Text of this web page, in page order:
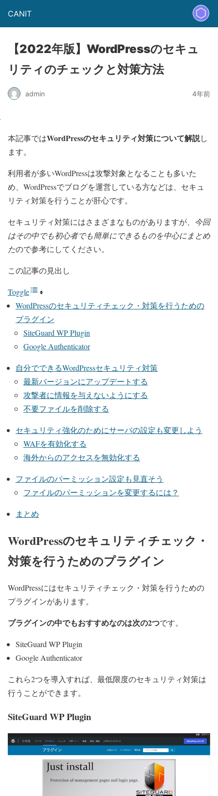
CANIT
【2022年版】WordPressのセキュ
リティのチェックと対策方法
admin 4年前
本記事ではWordPressのセキュリティ対策について解説し
ます。
利用者が多いWordPressは攻撃対象となることも多いた
め、WordPressでブログを運営している方などは、セキュ
リティ対策を行うことが肝心です。
セキュリティ対策にはさまざまなものがありますが、 今回
はその中でも初心者でも簡単にできるものを中心にまとめ
たので参考にしてください。
この記事の見出し
Toggle
WordPressのセキュリティチェック・対策を行うための
プラグイン
SiteGuard WP Plugin
Google Authenticator
自分でできるWordPressセキュリティ対策
最新バージョンにアップデートする
攻撃者に情報を与えないようにする
不要ファイルを削除する
セキュリティ強化のためにサーバの設定も変更しよう
WAFを有効化する
海外からのアクセスを無効化する
ファイルのパーミッション設定も見直そう
ファイルのパーミッションを変更するには？
まとめ
WordPressのセキュリティチェック・
対策を行うためのプラグイン
WordPressにはセキュリティチェック・対策を行うための
プラグインがあります。
プラグインの中でもおすすめなのは次の2つです。
SiteGuard WP Plugin
Google Authenticator
これら2つを導入すれば、最低限度のセキュリティ対策は
行うことができます。
SiteGuard WP Plugin